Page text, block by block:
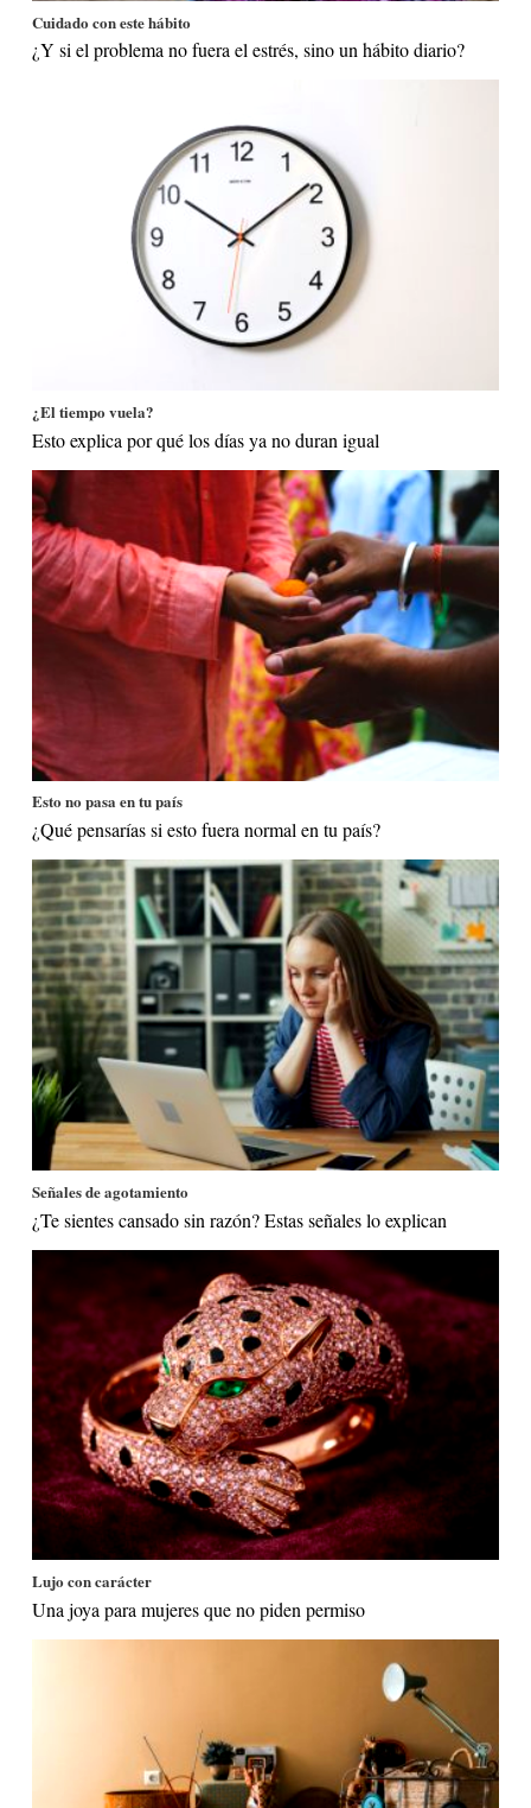
Cuidado con este hábito
¿Y si el problema no fuera el estrés, sino un hábito diario?
¿El tiempo vuela?
Esto explica por qué los días ya no duran igual
Esto no pasa en tu país
¿Qué pensarías si esto fuera normal en tu país?
Señales de agotamiento
¿Te sientes cansado sin razón? Estas señales lo explican
Lujo con carácter
Una joya para mujeres que no piden permiso